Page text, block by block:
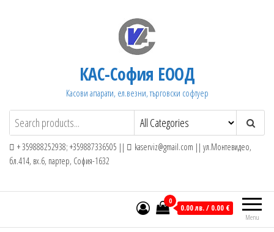
КАС-София ЕООД
Касови апарати, ел.везни, търговски софтуер
+ 359888252938; +359887336505 ||
kaserviz@gmail.com || ул.Монтевидео,
бл.414, вх.6, партер, София-1632
Menu
0
0.00 лв. / 0.00 €